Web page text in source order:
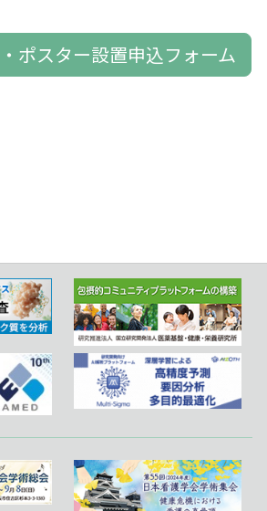
ポスター設置申込フォーム